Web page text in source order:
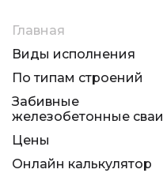
Главная
Виды исполнения
По типам строений
Забивные
железобетонные сваи
Цены
Онлайн калькулятор